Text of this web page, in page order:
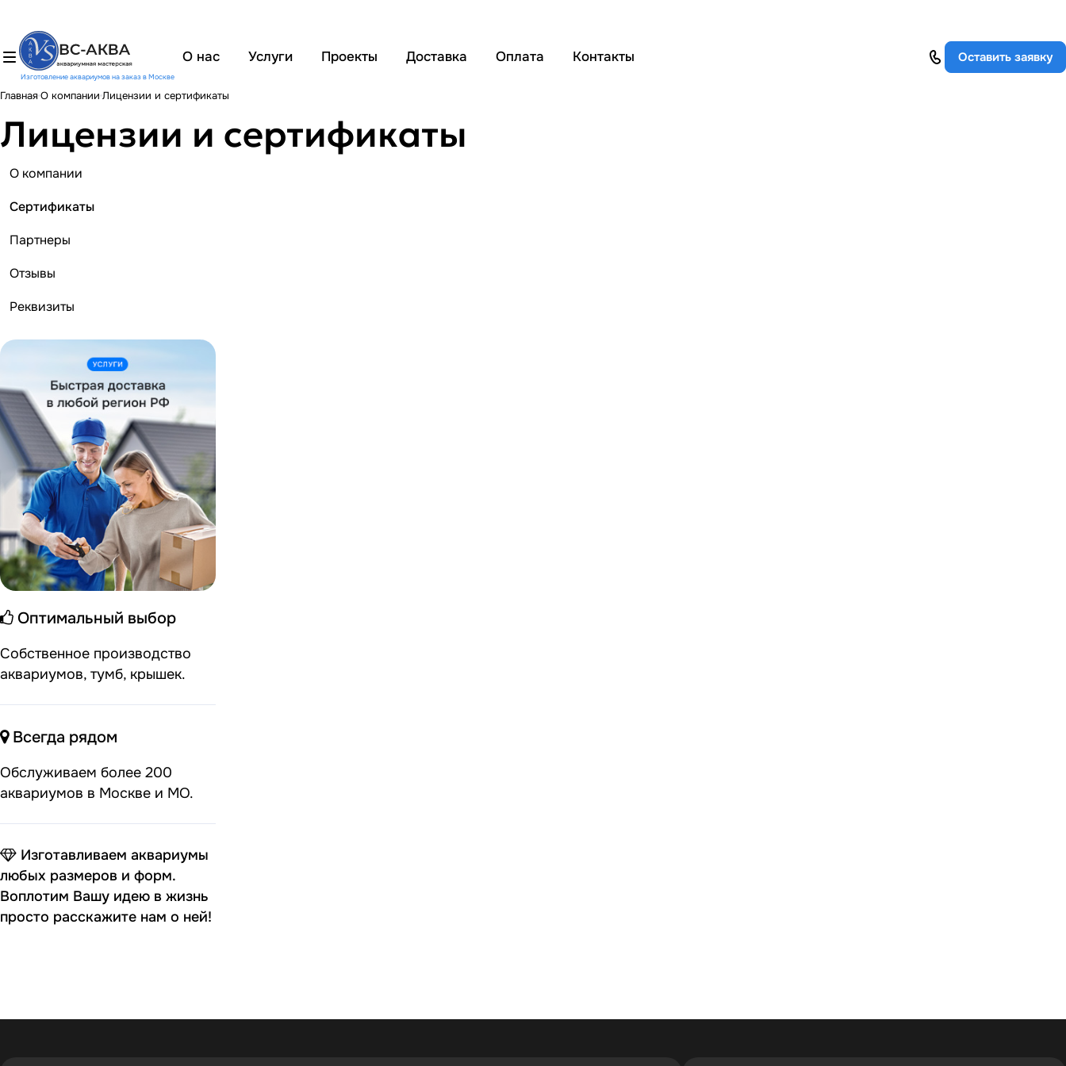
Изготовление аквариумов на заказ в Москве
О нас Услуги Проекты Доставка Оплата Контакты Оставить заявку
Главная О компании Лицензии и сертификаты
Лицензии и сертификаты
О компании
Сертификаты
Партнеры
Отзывы
Реквизиты
Оптимальный выбор
Собственное производство
аквариумов, тумб, крышек.
Всегда рядом
Обслуживаем более 200
аквариумов в Москве и МО.
Изготавливаем аквариумы
любых размеров и форм.
Воплотим Вашу идею в жизнь
просто расскажите нам о ней!